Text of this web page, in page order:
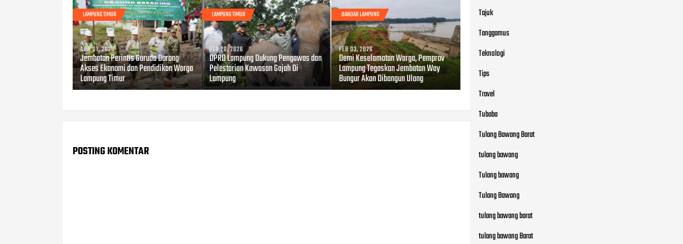
LAMPUNG TIMUR
APR 01, 2026
Jembatan Perintis Garuda Dorong
Akses Ekonomi dan Pendidikan Warga
Lampung Timur
LAMPUNG TIMUR
FEB 20, 2026
DPRD Lampung Dukung Pengawas dan
Pelestarian Kawasan Gajah Di
Lampung
BANDAR LAMPUNG
FEB 03, 2026
Demi Keselamatan Warga, Pemprov
Lampung Tegaskan Jembatan Way
Bungur Akan Dibangun Ulang
POSTING KOMENTAR
Tajuk
Tanggamus
Teknologi
Tips
Travel
Tubaba
Tulang Bawang Barat
tulang bawang
Tulang bawang
Tulang Bawang
tulang bawang barat
tulang bawang Barat